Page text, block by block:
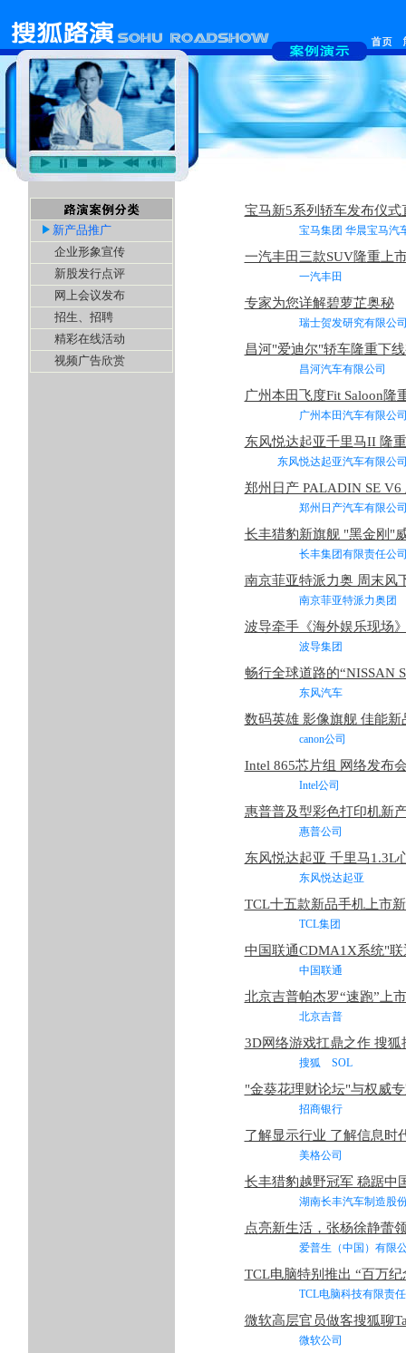
新产品推广
企业形象宣传
新股发行点评
网上会议发布
招生、招聘
精彩在线活动
视频广告欣赏
宝马新5系列轿车发布仪式
宝马集团 华晨宝马
一汽丰田三款SUV隆重上
一汽丰田
专家为您详解碧萝芷奥秘
瑞士贺发研究
昌河"爱迪尔"轿车隆重下
昌河汽车有
广州本田飞度Fit Saloon隆
广州本田汽车
东风悦达起亚千里马II 隆
东风悦达起亚汽
郑州日产 PALADIN SE V6
郑州日产汽车
长丰猎豹新旗舰 "黑金刚"
长丰集团有限
南京菲亚特派力奥 周末风
南京菲亚特派
波导牵手《海外娱乐现场
波导集团
畅行全球道路的“NISSAN
东风汽车
数码英雄 影像旗舰 佳能新
canon公
Intel 865芯片组 网络发布
Intel公司
惠普普及型彩色打印机新
惠普公司
东风悦达起亚 千里马1.3L
东风悦达起
TCL十五款新品手机上市
TCL集团
中国联通CDMA1X系统"
中国联通
北京吉普帕杰罗“速跑”上
北京吉普
3D网络游戏扛鼎之作 搜
搜狐
"金葵花理财论坛"与权威
招商银行
了解显示行业 了解信息时
美格公司
长丰猎豹越野冠军 稳踞中
湖南长丰汽车制造
点亮新生活，张杨徐静蕾
爱普生（中国）
TCL电脑特别推出 “百万纪
TCL电脑科技有
微软高层官员做客搜狐聊
微软公司